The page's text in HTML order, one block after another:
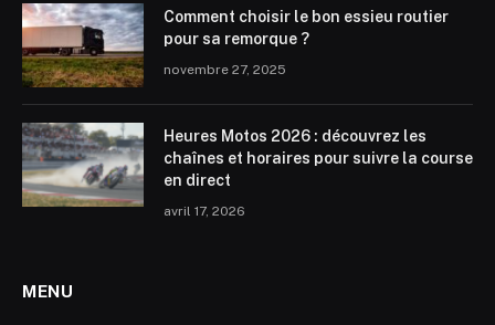
Comment choisir le bon essieu routier
pour sa remorque ?
novembre 27, 2025
Heures Motos 2026 : découvrez les
chaînes et horaires pour suivre la course
en direct
avril 17, 2026
MENU